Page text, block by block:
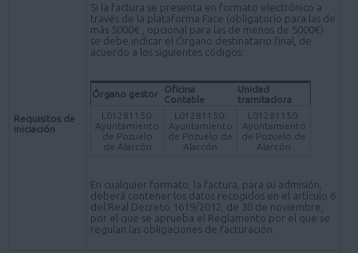
Requisitos de
iniciación
Si la factura se presenta en formato electrónico a
través de la plataforma Face (obligatorio para las de
más 5000€ , opcional para las de menos de 5000€)
se debe indicar el Órgano destinatario final, de
acuerdo a los siguientes códigos:
Órgano gestor
Oficina
Contable
Unidad
tramitadora
L01281150:
Ayuntamiento
de Pozuelo
de Alarcón
L01281150:
Ayuntamiento
de Pozuelo de
Alarcón
L01281150:
Ayuntamiento
de Pozuelo de
Alarcón
En cualquier formato, la factura, para su admisión,
deberá contener los datos recogidos en el artículo 6
del Real Decreto 1619/2012, de 30 de noviembre,
por el que se aprueba el Reglamento por el que se
regulan las obligaciones de facturación.